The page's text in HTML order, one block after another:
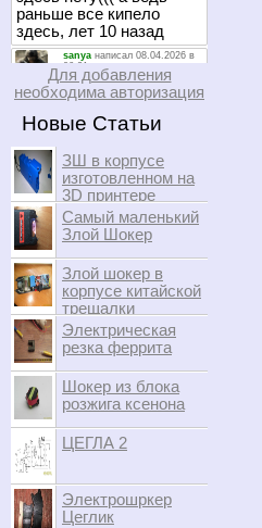
Для добавления
необходима авторизация
Новые Статьи
ЗШ в корпусе
изготовленном на
3D принтере
Самый маленький
Злой Шокер
Злой шокер в
корпусе китайской
трещалки
Электрическая
резка феррита
Шокер из блока
розжига ксенона
ЦЕГЛА 2
Электрошркер
Цеглик